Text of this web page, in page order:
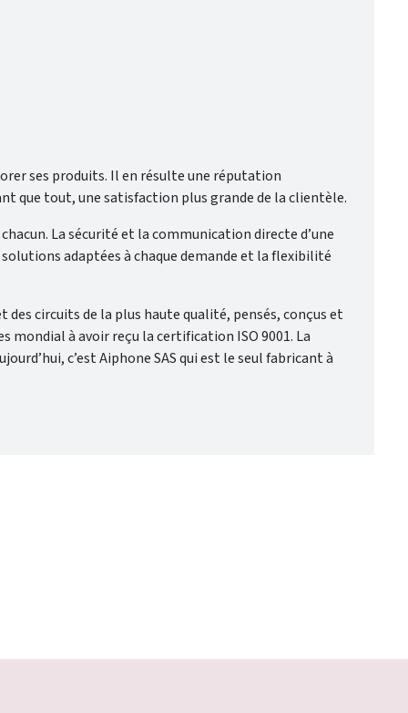
ses produits. Il en résulte une réputation
que tout, une satisfaction plus grande de la clientèle.
La sécurité et la communication directe d’une
adaptées à chaque demande et la flexibilité
circuits de la plus haute qualité, pensés, conçus et
à avoir reçu la certification ISO 9001. La
c’est Aiphone SAS qui est le seul fabricant à